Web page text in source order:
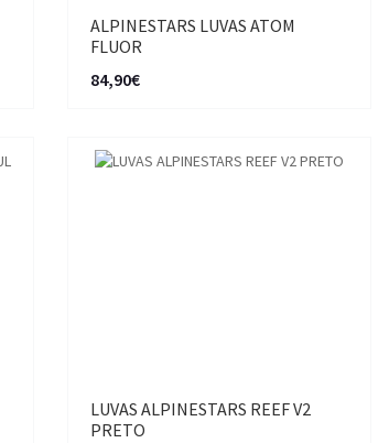
ALPINESTARS LUVAS ATOM
FLUOR
84,90€
LUVAS ALPINESTARS REEF V2
PRETO